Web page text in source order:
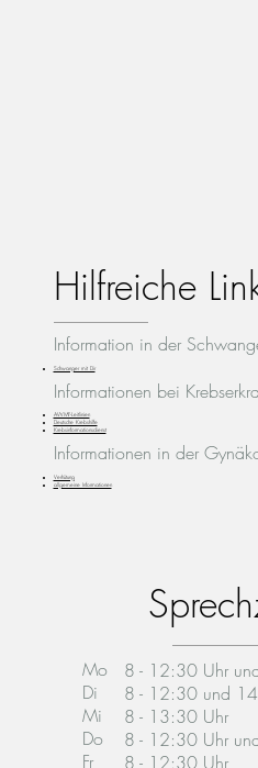
Hilfreiche
Information in der
Schwanger mit Dir
Informationen bei
AWMF-Leitlinien
Deutsche Krebshilfe
Krebsinformationsdienst
Informationen in der
Verhütung
allgemeine Informationen
Mo
Di
Mi
Do
Fr
8 - 12:30 Uhr
8 - 12:30 und
8 - 13:30 Uhr
8 - 12:30 Uhr
8 - 12:30 Uhr